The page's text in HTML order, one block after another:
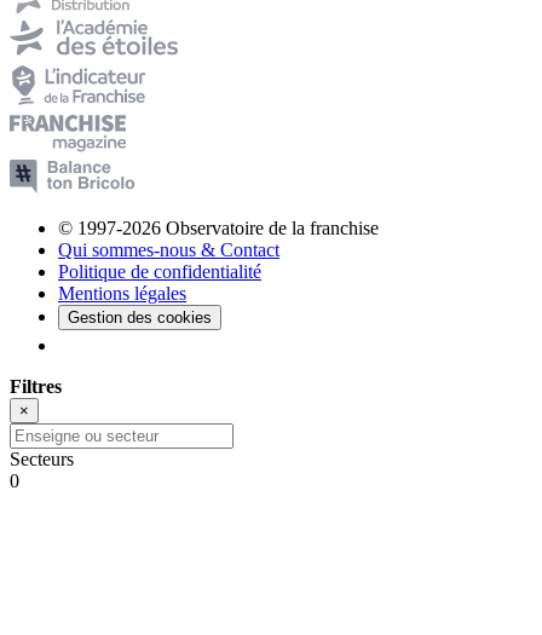
© 1997-2026 Observatoire de la franchise
Qui sommes-nous & Contact
Politique de confidentialité
Mentions légales
Gestion des cookies
Filtres
×
Secteurs
0